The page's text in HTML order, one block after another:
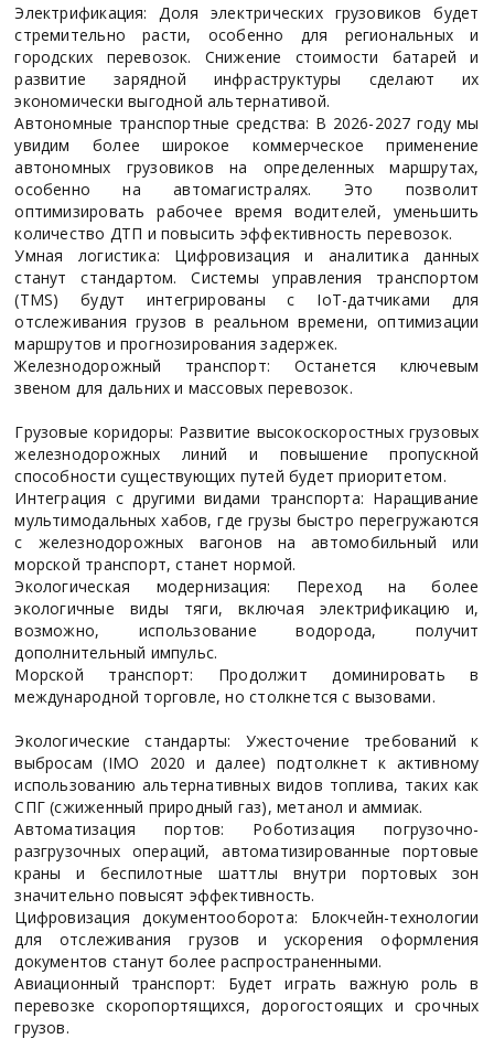
Электрификация: Доля электрических грузовиков будет
стремительно расти, особенно для региональных и
городских перевозок. Снижение стоимости батарей и
развитие зарядной инфраструктуры сделают их
экономически выгодной альтернативой.
Автономные транспортные средства: В 2026-2027 году мы
увидим более широкое коммерческое применение
автономных грузовиков на определенных маршрутах,
особенно на автомагистралях. Это позволит
оптимизировать рабочее время водителей, уменьшить
количество ДТП и повысить эффективность перевозок.
Умная логистика: Цифровизация и аналитика данных
станут стандартом. Системы управления транспортом
(TMS) будут интегрированы с IoT-датчиками для
отслеживания грузов в реальном времени, оптимизации
маршрутов и прогнозирования задержек.
Железнодорожный транспорт: Останется ключевым
звеном для дальних и массовых перевозок.
Грузовые коридоры: Развитие высокоскоростных грузовых
железнодорожных линий и повышение пропускной
способности существующих путей будет приоритетом.
Интеграция с другими видами транспорта: Наращивание
мультимодальных хабов, где грузы быстро перегружаются
с железнодорожных вагонов на автомобильный или
морской транспорт, станет нормой.
Экологическая модернизация: Переход на более
экологичные виды тяги, включая электрификацию и,
возможно, использование водорода, получит
дополнительный импульс.
Морской транспорт: Продолжит доминировать в
международной торговле, но столкнется с вызовами.
Экологические стандарты: Ужесточение требований к
выбросам (IMO 2020 и далее) подтолкнет к активному
использованию альтернативных видов топлива, таких как
СПГ (сжиженный природный газ), метанол и аммиак.
Автоматизация портов: Роботизация погрузочно-
разгрузочных операций, автоматизированные портовые
краны и беспилотные шаттлы внутри портовых зон
значительно повысят эффективность.
Цифровизация документооборота: Блокчейн-технологии
для отслеживания грузов и ускорения оформления
документов станут более распространенными.
Авиационный транспорт: Будет играть важную роль в
перевозке скоропортящихся, дорогостоящих и срочных
грузов.